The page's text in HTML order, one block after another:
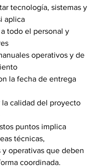
tecnología, sistemas y
aplica
todo el personal y
operativos y de
la fecha de entrega
la calidad del proyecto
puntos implica
técnicas,
y operativas que deben
coordinada.